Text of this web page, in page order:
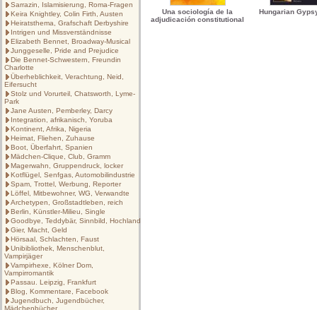
Sarrazin, Islamisierung, Roma-Fragen
Keira Knightley, Colin Firth, Austen
Heiratsthema, Grafschaft Derbyshire
Intrigen und Missverständnisse
Elizabeth Bennet, Broadway-Musical
Junggeselle, Pride and Prejudice
Die Bennet-Schwestern, Freundin
Charlotte
Überheblichkeit, Verachtung, Neid,
Eifersucht
Stolz und Vorurteil, Chatsworth, Lyme-
Park
Jane Austen, Pemberley, Darcy
Integration, afrikanisch, Yoruba
Kontinent, Afrika, Nigeria
Heimat, Fliehen, Zuhause
Boot, Überfahrt, Spanien
Mädchen-Clique, Club, Gramm
Magerwahn, Gruppendruck, locker
Kotflügel, Senfgas, Automobilindustrie
Spam, Trottel, Werbung, Reporter
Löffel, Mitbewohner, WG, Verwandte
Archetypen, Großstadtleben, reich
Berlin, Künstler-Milieu, Single
Goodbye, Teddybär, Sinnbild, Hochland
Gier, Macht, Geld
Hörsaal, Schlachten, Faust
Unibibliothek, Menschenblut,
Vampirjäger
Vampirhexe, Kölner Dom,
Vampirromantik
Passau. Leipzig, Frankfurt
Blog, Kommentare, Facebook
Jugendbuch, Jugendbücher,
Mädchenbücher
Una sociología de la
adjudicación constitutional
Hungarian